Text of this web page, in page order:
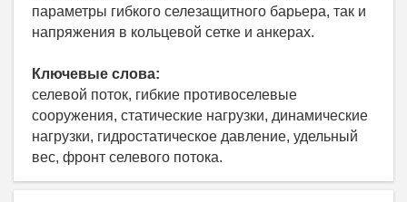
параметры гибкого селезащитного барьера, так и
напряжения в кольцевой сетке и анкерах.
Ключевые слова:
селевой поток, гибкие противоселевые
сооружения, статические нагрузки, динамические
нагрузки, гидростатическое давление, удельный
вес, фронт селевого потока.